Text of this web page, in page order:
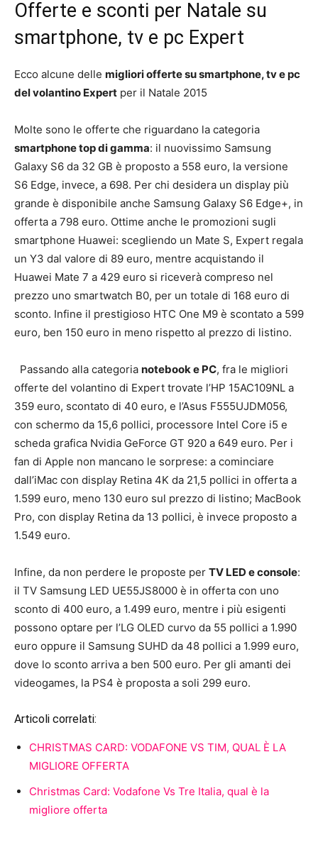
Offerte e sconti per Natale su
smartphone, tv e pc Expert
Ecco alcune delle migliori offerte su smartphone, tv e pc
del volantino Expert per il Natale 2015
Molte sono le offerte che riguardano la categoria
smartphone top di gamma: il nuovissimo Samsung
Galaxy S6 da 32 GB è proposto a 558 euro, la versione
S6 Edge, invece, a 698. Per chi desidera un display più
grande è disponibile anche Samsung Galaxy S6 Edge+, in
offerta a 798 euro. Ottime anche le promozioni sugli
smartphone Huawei: scegliendo un Mate S, Expert regala
un Y3 dal valore di 89 euro, mentre acquistando il
Huawei Mate 7 a 429 euro si riceverà compreso nel
prezzo uno smartwatch B0, per un totale di 168 euro di
sconto. Infine il prestigioso HTC One M9 è scontato a 599
euro, ben 150 euro in meno rispetto al prezzo di listino.
Passando alla categoria notebook e PC, fra le migliori
offerte del volantino di Expert trovate l’HP 15AC109NL a
359 euro, scontato di 40 euro, e l’Asus F555UJDM056,
con schermo da 15,6 pollici, processore Intel Core i5 e
scheda grafica Nvidia GeForce GT 920 a 649 euro. Per i
fan di Apple non mancano le sorprese: a cominciare
dall’iMac con display Retina 4K da 21,5 pollici in offerta a
1.599 euro, meno 130 euro sul prezzo di listino; MacBook
Pro, con display Retina da 13 pollici, è invece proposto a
1.549 euro.
Infine, da non perdere le proposte per TV LED e console:
il TV Samsung LED UE55JS8000 è in offerta con uno
sconto di 400 euro, a 1.499 euro, mentre i più esigenti
possono optare per l’LG OLED curvo da 55 pollici a 1.990
euro oppure il Samsung SUHD da 48 pollici a 1.999 euro,
dove lo sconto arriva a ben 500 euro. Per gli amanti dei
videogames, la PS4 è proposta a soli 299 euro.
Articoli correlati:
CHRISTMAS CARD: VODAFONE VS TIM, QUAL È LA
MIGLIORE OFFERTA
Christmas Card: Vodafone Vs Tre Italia, qual è la
migliore offerta